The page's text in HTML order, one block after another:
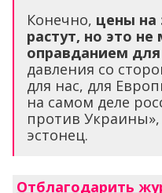
Конечно, цены на
растут, но это
оправданием
давления со
для нас, для
на самом деле
против
эстонец.
Отблагодарить